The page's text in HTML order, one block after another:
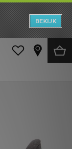
BEKIJK
Alle Sneakers